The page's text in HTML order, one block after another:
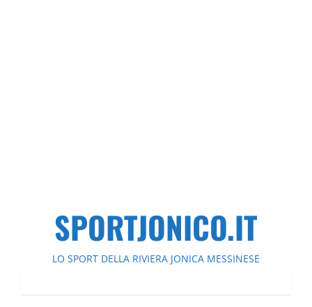
SPORTJONICO.IT
LO SPORT DELLA RIVIERA JONICA MESSINESE